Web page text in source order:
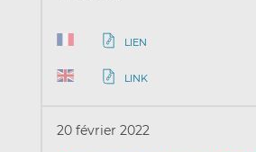
LIEN
LINK
20 février 2022